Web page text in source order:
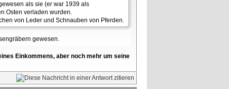
als sie (er war 1939 als
Osten verladen wurden.
von Leder und Schnauben von Pferden.
gewesen.
Einkommens, aber noch mehr um seine